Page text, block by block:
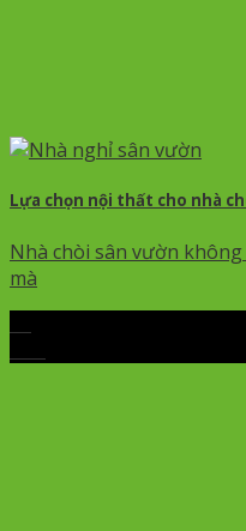
Lựa chọn nội thất cho nhà
Nhà chòi sân vườn
mà